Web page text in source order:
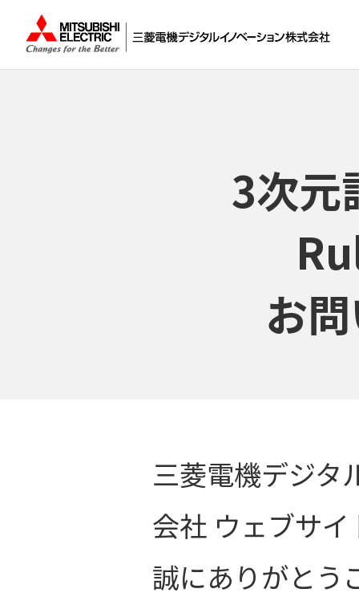
3次元
お
三菱電機デジタ
会社 ウェブサ
誠にありがとう